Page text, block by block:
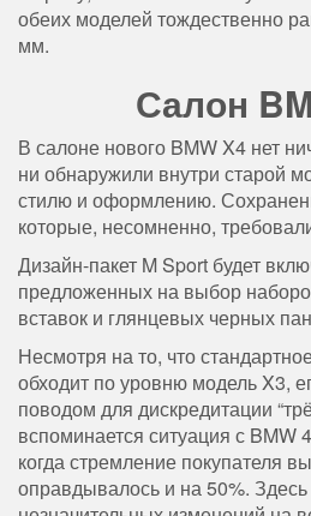
обеих моделей тождественно
мм.
Салон
В салоне нового BMW X4 нет
ни обнаружили внутри старой
стилю и оформлению.
которые, несомненно,
Дизайн-пакет M Sport будет
предложенных на выбор
вставок и глянцевых черных
Несмотря на то, что
обходит по уровню модель X3,
поводом для дискредитации
вспоминается ситуация с BMW
когда стремление покупателя
оправдывалось и на 50%.